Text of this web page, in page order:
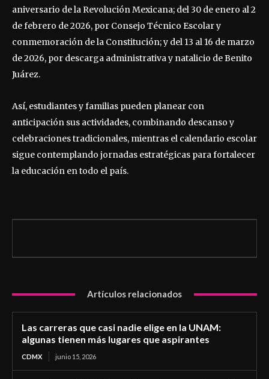
aniversario de la Revolución Mexicana; del 30 de enero al 2
de febrero de 2026, por Consejo Técnico Escolar y
conmemoración de la Constitución; y del 13 al 16 de marzo
de 2026, por descarga administrativa y natalicio de Benito
Juárez.
Así, estudiantes y familias pueden planear con
anticipación sus actividades, combinando descanso y
celebraciones tradicionales, mientras el calendario escolar
sigue contemplando jornadas estratégicas para fortalecer
la educación en todo el país.
Artículos relacionados
Las carreras que casi nadie elige en la UNAM:
algunas tienen más lugares que aspirantes
CDMX junio 15, 2026